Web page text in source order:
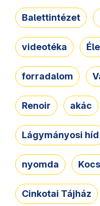
Balettintézet
videotéka
forradalom
Renoir akác
Lágymányosi híd
nyomda
Cinkotai Tájház